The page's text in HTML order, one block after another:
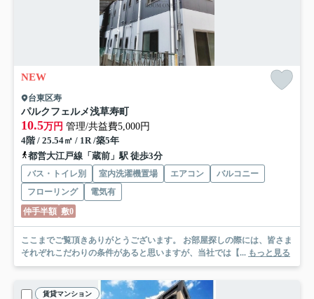
NEW
台東区寿
パルクフェルメ浅草寿町
10.5万円 管理/共益費5,000円
4階 / 25.54㎡ / 1R /築5年
都営大江戸線「蔵前」駅 徒歩3分
バス・トイレ別 室内洗濯機置場 エアコン
バルコニー
フローリング
電気有
仲手半額 敷0
ここまでご覧頂きありがとうございます。 お部屋探しの際には、皆さま
それぞれこだわりの条件があると思いますが、当社では【... もっと見る
賃貸マンション